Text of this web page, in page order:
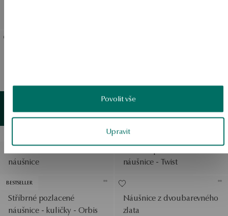
Povolit vše
Upravit
Zobrazit produkty
Zobrazit produkty
BESTSELLER
Stříbrné náušnice - Simple
Pozlacené stříbrné
náušnice
Stříbrné pozlacené
náušnice - Twist
BESTSELLER
Stříbrné pozlacené
náušnice - kuličky - Orbis
Náušnice z dvoubarevného
zlata